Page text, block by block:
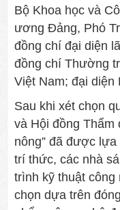
Bộ Khoa học và
ương Đảng, Phó
đồng chí đại diện
đồng chí Thường
Việt Nam; đại diện
Sau khi xét chọn
và Hội đồng Thẩm
nông” đã được
trí thức, các nhà
trình kỹ thuật công
chọn dựa trên